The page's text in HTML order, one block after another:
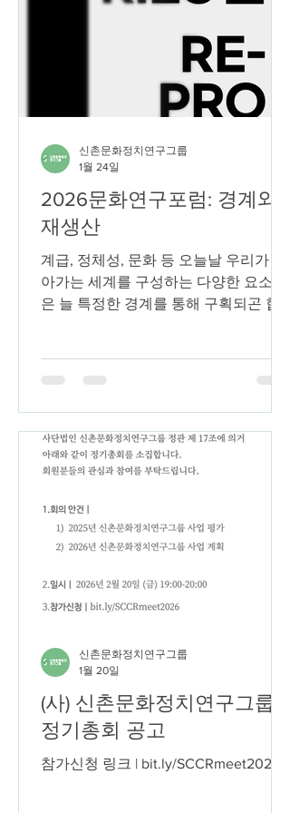
2026문화연구포럼: 경계와
재생산
계급, 정체성, 문화 등 오늘날 우리가 살
아가는 세계를 구성하는 다양한 요소들
은 늘 특정한 경계를 통해 구획되곤 합
으로 (재)구성되는 경계 속에서 살아가
고 있다고 봐도 무방할 것입니다. 그리
고 이렇게 (재)구성된 사회적 경계는 사
회를 구성하는 다양한 요소들의 구축과
제도적, 물질적, 그리고 동적 조건이라
할 수 있습니다. 경계 설정과 재생산의
교’일 것입니다. 교육 실천의 장소이자,
교육 제도의 일환으로 자리매김한 학교
육을 담당하는 공적 공간으로 역할해 왔
습니다. 한편, 학교를 매개로 한 ‘보편적
지식’은 특정한 규범과 가치에 ‘정상’의
지위를 부여하고, ‘정상의 경계 바깥’에
위치
신촌문화정치연구그룹
1월 24일
(사) 신촌문화정치연구그룹
정기총회 공고
참가신청 링크 | bit.ly/SCCRmeet2026
신촌문화정치연구그룹
1월 20일